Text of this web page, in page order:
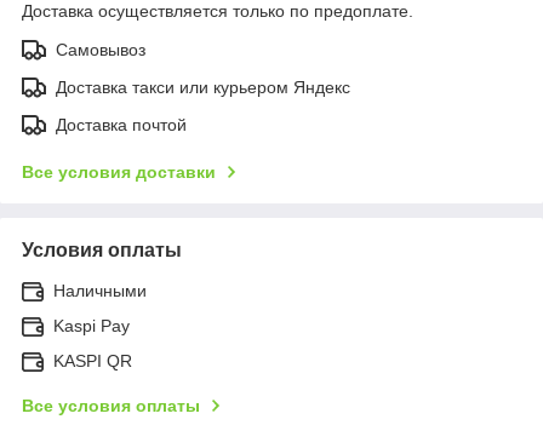
Доставка осуществляется только по предоплате.
Самовывоз
Доставка такси или курьером Яндекс
Доставка почтой
Все условия доставки
Условия оплаты
Наличными
Kaspi Pay
KASPI QR
Все условия оплаты